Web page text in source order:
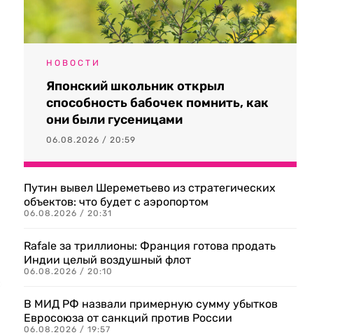
НОВОСТИ
Японский школьник открыл
способность бабочек помнить, как
они были гусеницами
06.08.2026 / 20:59
Путин вывел Шереметьево из стратегических
объектов: что будет с аэропортом
06.08.2026 / 20:31
Rafale за триллионы: Франция готова продать
Индии целый воздушный флот
06.08.2026 / 20:10
В МИД РФ назвали примерную сумму убытков
Евросоюза от санкций против России
06.08.2026 / 19:57